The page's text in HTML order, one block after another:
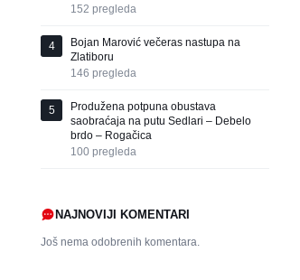
152 pregleda
4
Bojan Marović večeras nastupa na
Zlatiboru
146 pregleda
5
Produžena potpuna obustava
saobraćaja na putu Sedlari – Debelo
brdo – Rogačica
100 pregleda
NAJNOVIJI KOMENTARI
Još nema odobrenih komentara.